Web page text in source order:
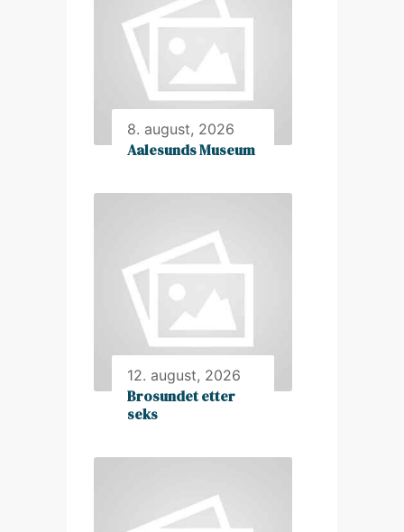
8. august, 2026
Aalesunds Museum
12. august, 2026
Brosundet etter
seks